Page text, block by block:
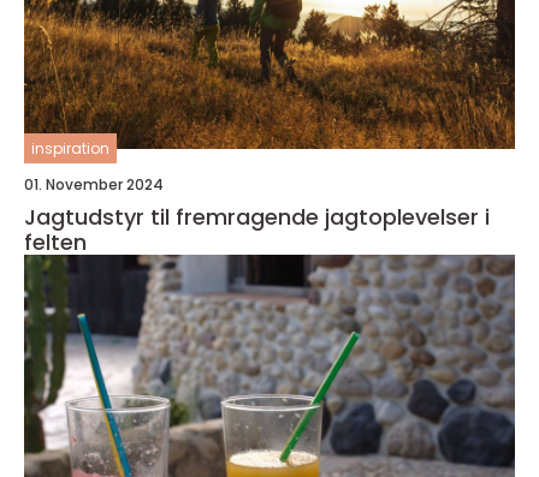
inspiration
01. November 2024
Jagtudstyr til fremragende jagtoplevelser i
felten